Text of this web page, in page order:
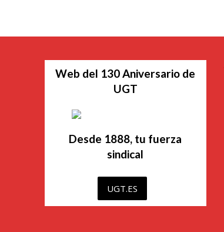
Web del 130 Aniversario de
UGT
Desde 1888, tu fuerza
sindical
UGT.ES